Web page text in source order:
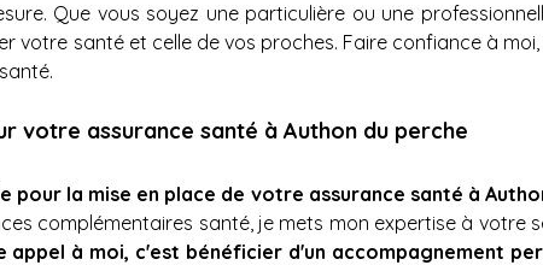
Que vous soyez une particulière ou une
votre santé et celle de vos proches. Faire confiance à
votre assurance santé à Authon du perche
la mise en place de votre assurance santé à
complémentaires santé, je mets mon expertise à votre
appel à moi, c'est bénéficier d'un accompagnement